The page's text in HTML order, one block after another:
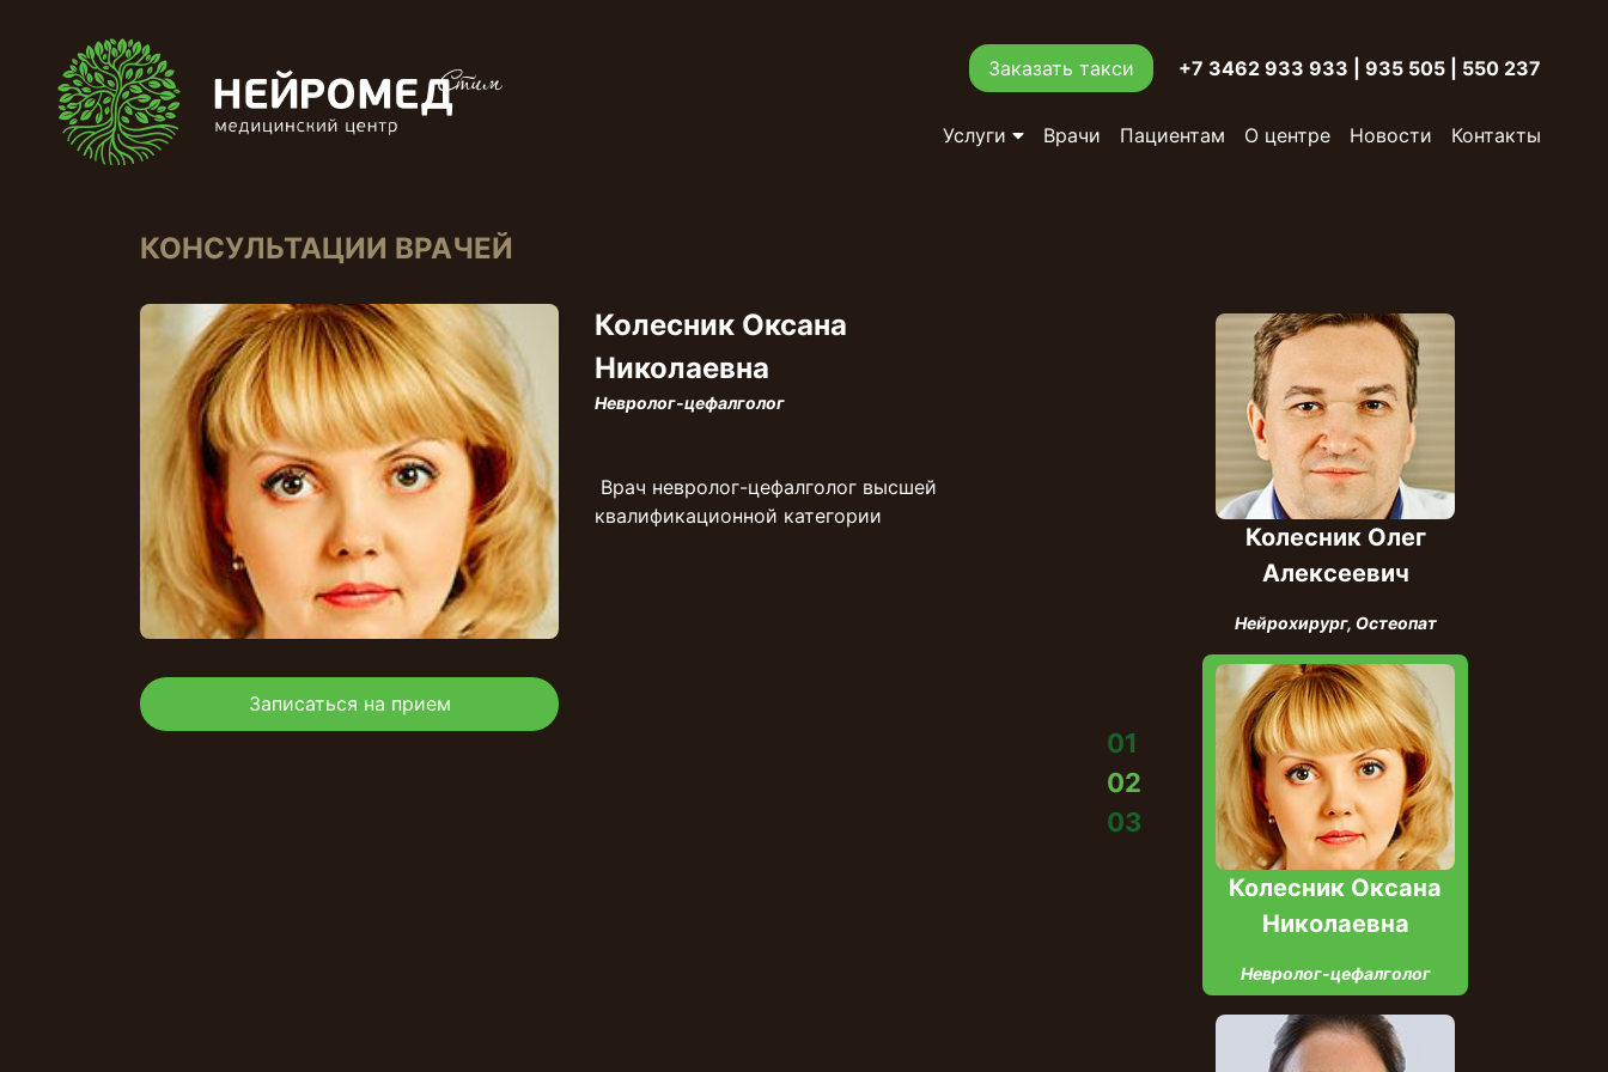
Заказать такси +7 3462 933 933 935 505 | 550 237
Услуги Врачи Пациентам О центре Новости Контакты
КОНСУЛЬТАЦИИ ВРАЧЕЙ
Колесник Оксана
Николаевна
Невролог-цефалголог
Врач невролог-цефалголог высшей
квалификационной категории
Записаться на прием
01
02
03
Колесник Олег
Алексеевич
Нейрохирург, Остеопат
Колесник Оксана
Николаевна
Невролог-цефалголог